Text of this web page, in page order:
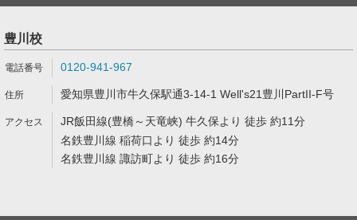
豊川校
0120-941-967
愛知県豊川市牛久保駅通3-14-1 Well's21豊川PartII-F号
JR飯田線(豊橋～天竜峡) 牛久保より 徒歩 約11分
名鉄豊川線 稲荷口より 徒歩 約14分
名鉄豊川線 諏訪町より 徒歩 約16分